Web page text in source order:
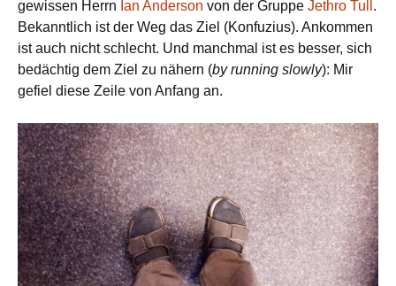
gewissen Herrn Ian Anderson von der Gruppe Jethro Tull .
Bekanntlich ist der Weg das Ziel (Konfuzius). Ankommen
ist auch nicht schlecht. Und manchmal ist es besser, sich
bedächtig dem Ziel zu nähern (by running slowly): Mir
gefiel diese Zeile von Anfang an.